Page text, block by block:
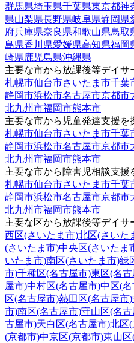
群馬県埼玉県千葉県東京都神
県山梨県長野県岐阜県静岡県
府兵庫県奈良県和歌山県鳥取
島県香川県愛媛県高知県福岡
崎県鹿児島県沖縄県
主要な市から放課後等デイサ
札幌市仙台市さいたま市千葉
静岡市浜松市名古屋市京都市
北九州市福岡市熊本市
主要な市から児童発達支援を
札幌市仙台市さいたま市千葉
静岡市浜松市名古屋市京都市
北九州市福岡市熊本市
主要な市から障害児相談支援
札幌市仙台市さいたま市千葉
静岡市浜松市名古屋市京都市
北九州市福岡市熊本市
主要な区から放課後等デイサ
西区(さいたま市)北区(さいた
(さいたま市)中央区(さいたま
いたま市)南区(さいたま市)緑
市)千種区(名古屋市)東区(名
屋市)中村区(名古屋市)中区(
区(名古屋市)熱田区(名古屋市)
市)南区(名古屋市)守山区(名
古屋市)天白区(名古屋市)北区
(京都市)中京区(京都市)東山